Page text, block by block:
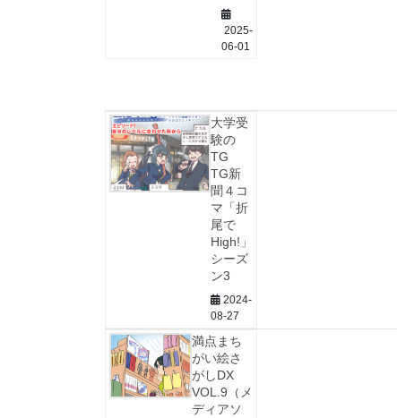
2025-
06-01
大学受
験の
TG
TG新
聞４コ
マ「折
尾で
High!」
シーズ
ン3
2024-
08-27
満点まち
がい絵さ
がしDX
VOL.9（メ
ディアソ